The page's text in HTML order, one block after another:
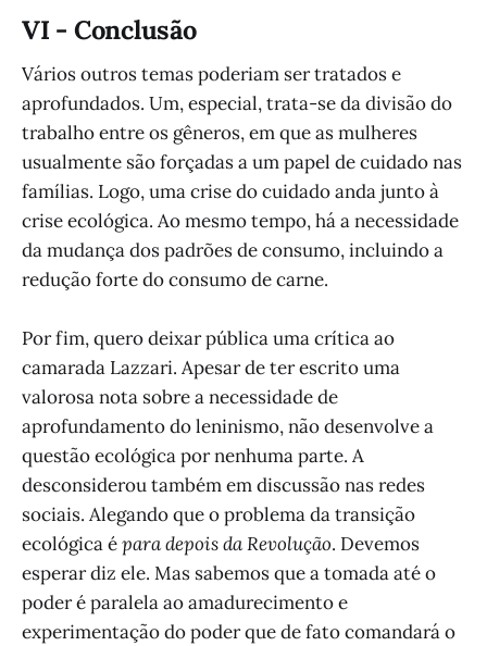
VI - Conclusão
Vários outros temas poderiam ser tratados e
aprofundados. Um, especial, trata-se da divisão do
trabalho entre os gêneros, em que as mulheres
usualmente são forçadas a um papel de cuidado nas
famílias. Logo, uma crise do cuidado anda junto à
crise ecológica. Ao mesmo tempo, há a necessidade
da mudança dos padrões de consumo, incluindo a
redução forte do consumo de carne.
Por fim, quero deixar pública uma crítica ao
camarada Lazzari. Apesar de ter escrito uma
valorosa nota sobre a necessidade de
aprofundamento do leninismo, não desenvolve a
questão ecológica por nenhuma parte. A
desconsiderou também em discussão nas redes
sociais. Alegando que o problema da transição
ecológica épara depois da Revolução. Devemos
esperar diz ele. Mas sabemos que a tomada até o
poder é paralela ao amadurecimento e
experimentação do poder que de fato comandará o